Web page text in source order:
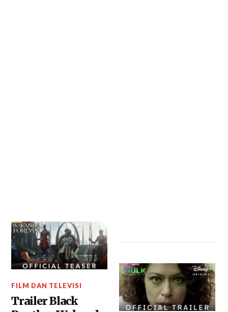
FILM DAN TELEVISI
Trailer Black